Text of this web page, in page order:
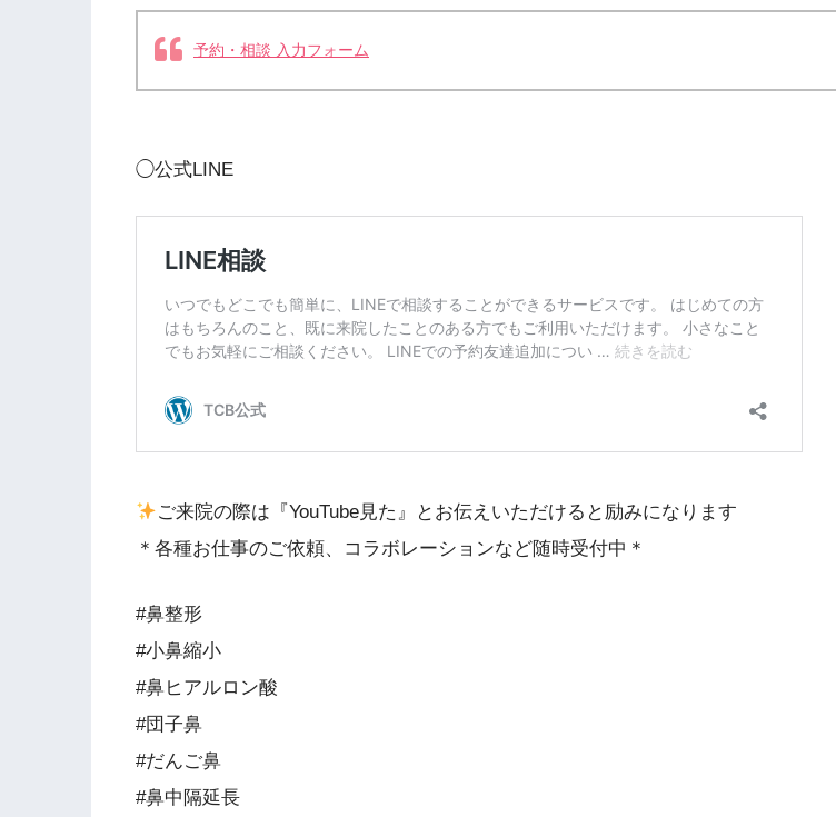
予約・相談 入力フォーム
◯公式LINE
ご来院の際は『YouTube見た』とお伝えいただけると励みになります
＊各種お仕事のご依頼、コラボレーションなど随時受付中＊
#鼻整形
#小鼻縮小
#鼻ヒアルロン酸
#団子鼻
#だんご鼻
#鼻中隔延長